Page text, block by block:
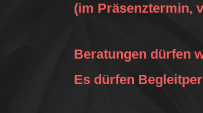
(im Präsenztermin,
Beratungen dürfen
Es dürfen